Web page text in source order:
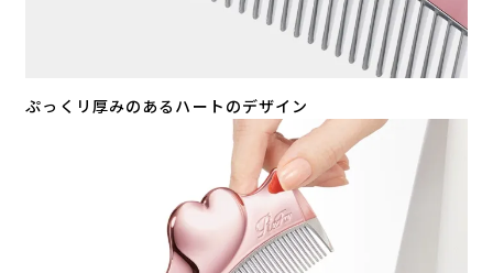
ぷっくリ厚みのあるハートのデザイン